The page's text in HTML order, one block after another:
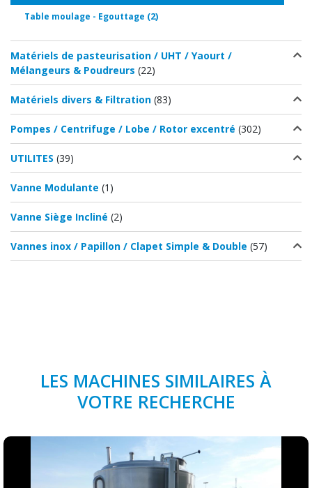
Table moulage - Egouttage (2)
Matériels de pasteurisation / UHT / Yaourt /
Mélangeurs & Poudreurs (22)
Matériels divers & Filtration (83)
Pompes / Centrifuge / Lobe / Rotor excentré (302)
UTILITES (39)
Vanne Modulante (1)
Vanne Siège Incliné (2)
Vannes inox / Papillon / Clapet Simple & Double (57)
LES MACHINES SIMILAIRES À
VOTRE RECHERCHE